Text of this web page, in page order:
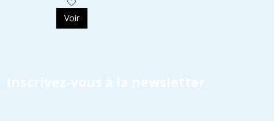
Voir
Inscrivez-vous à la newsletter